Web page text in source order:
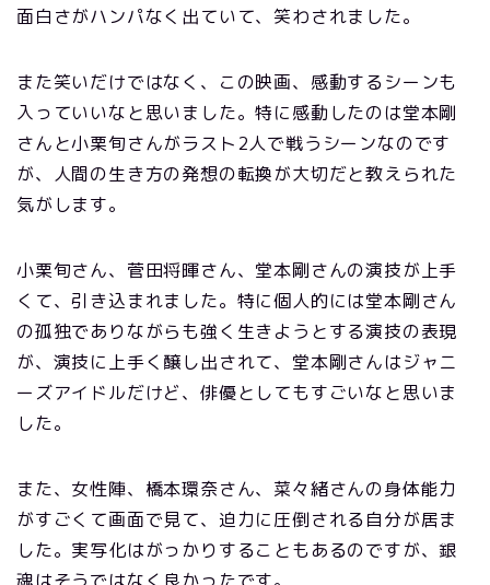
面白さがハンパなく出ていて、笑わされました。
また笑いだけではなく、この映画、感動するシーンも
入っていいなと思いました。特に感動したのは堂本剛
さんと小栗旬さんがラスト2人で戦うシーンなのです
が、人間の生き方の発想の転換が大切だと教えられた
気がします。
小栗旬さん、菅田将暉さん、堂本剛さんの演技が上手
くて、引き込まれました。特に個人的には堂本剛さん
の孤独でありながらも強く生きようとする演技の表現
が、演技に上手く醸し出されて、堂本剛さんはジャニ
ーズアイドルだけど、俳優としてもすごいなと思いま
した。
また、女性陣、橋本環奈さん、菜々緒さんの身体能力
がすごくて画面で見て、迫力に圧倒される自分が居ま
した。実写化はがっかりすることもあるのですが、銀